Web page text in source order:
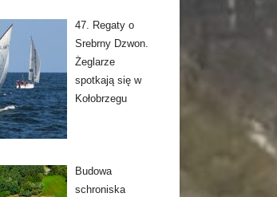
47. Regaty o
Srebrny Dzwon.
Żeglarze
spotkają się w
Kołobrzegu
Budowa
schroniska